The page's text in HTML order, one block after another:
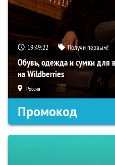
19:49:21 Получи первым!
Обувь, одежда и сумки для
на Wildberries
Россия
Промокод